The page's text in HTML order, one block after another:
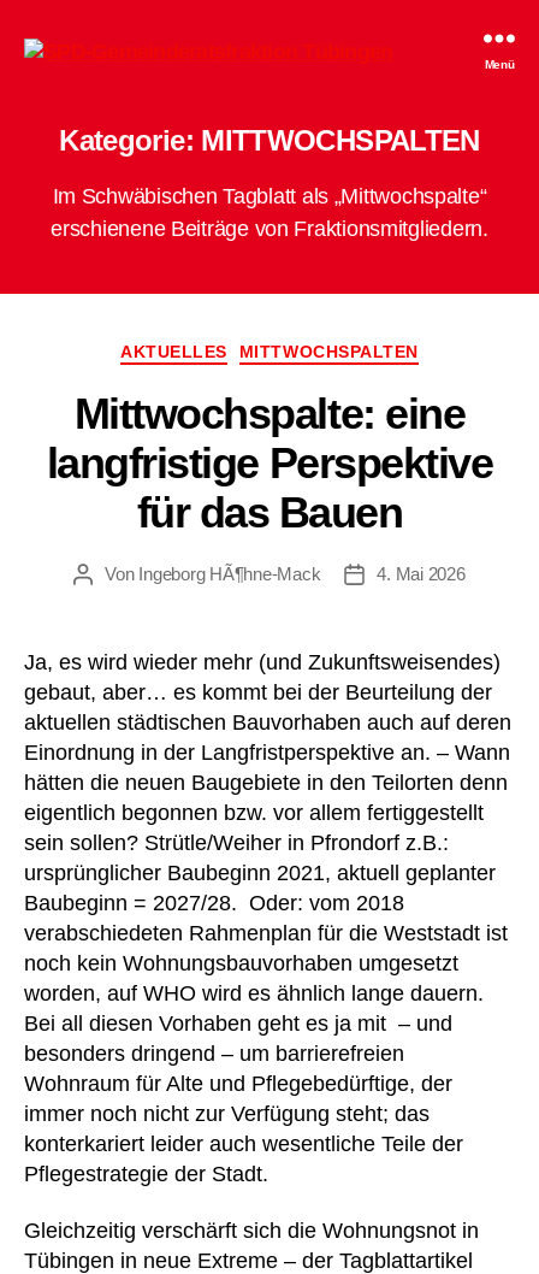
SPD-
Menü
Kategorie: MITTWOCHSPALTEN
Im Schwäbischen Tagblatt als „Mittwochspalte“
erschienene Beiträge von Fraktionsmitgliedern.
Kategorien
AKTUELLES MITTWOCHSPALTEN
Mittwochspalte: eine
langfristige Perspektive
für das Bauen
Beitragsautor
Von Ingeborg HÃ¶hne-Mack Beitragsdatum
4. Mai 2026
Ja, es wird wieder mehr (und Zukunftsweisendes)
gebaut, aber… es kommt bei der Beurteilung der
aktuellen städtischen Bauvorhaben auch auf deren
Einordnung in der Langfristperspektive an. – Wann
hätten die neuen Baugebiete in den Teilorten denn
eigentlich begonnen bzw. vor allem fertiggestellt
sein sollen? Strütle/Weiher in Pfrondorf z.B.:
ursprünglicher Baubeginn 2021, aktuell geplanter
Baubeginn = 2027/28. Oder: vom 2018
verabschiedeten Rahmenplan für die Weststadt ist
noch kein Wohnungsbauvorhaben umgesetzt
worden, auf WHO wird es ähnlich lange dauern.
Bei all diesen Vorhaben geht es ja mit – und
besonders dringend – um barrierefreien
Wohnraum für Alte und Pflegebedürftige, der
immer noch nicht zur Verfügung steht; das
konterkariert leider auch wesentliche Teile der
Pflegestrategie der Stadt.
Gleichzeitig verschärft sich die Wohnungsnot in
Tübingen in neue Extreme – der Tagblattartikel